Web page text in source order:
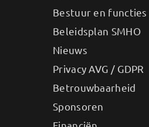
Bestuur en functies
Beleidsplan SMHO
Nieuws
Privacy AVG / GDPR
Betrouwbaarheid
Sponsoren